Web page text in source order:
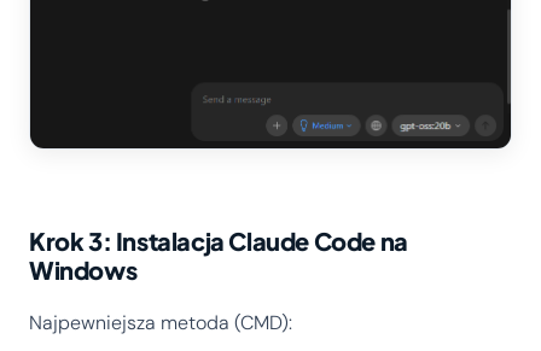
Krok 3: Instalacja Claude Code na
Windows
Najpewniejsza metoda (CMD):